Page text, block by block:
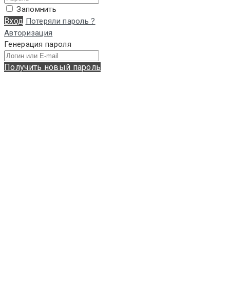
Запомнить
Вход Потеряли пароль ?
Авторизация
Генерация пароля
Получить новый пароль